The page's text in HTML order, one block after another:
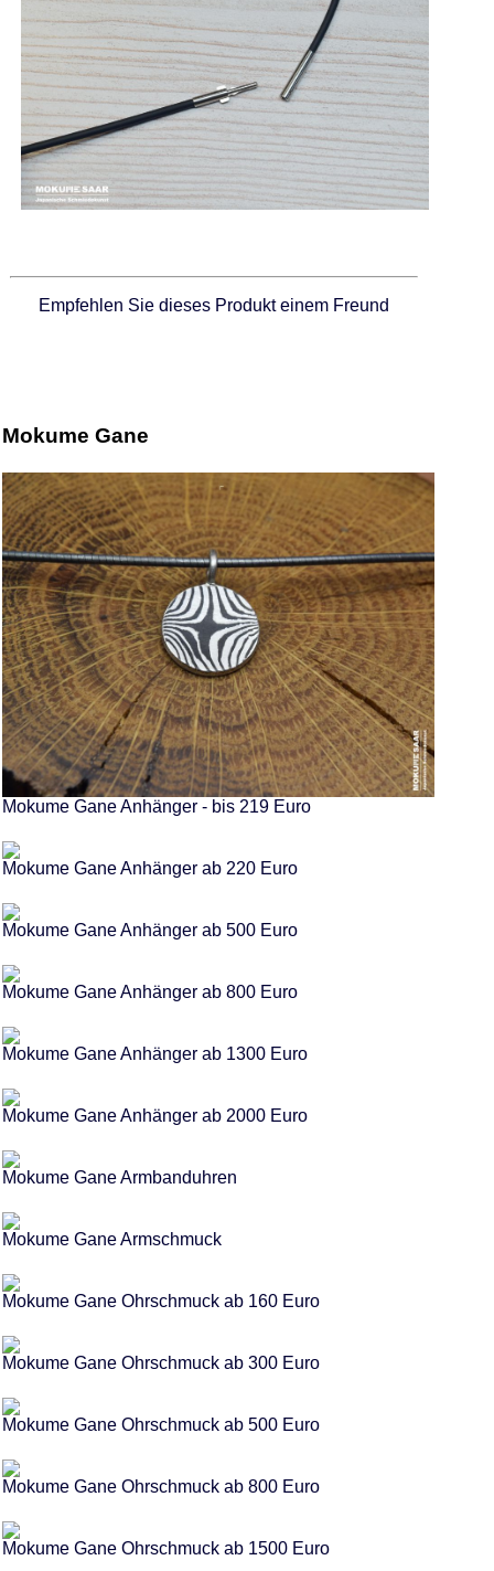
Empfehlen Sie dieses Produkt einem Freund
Mokume Gane
Mokume Gane Anhänger - bis 219 Euro
Mokume Gane Anhänger ab 220 Euro
Mokume Gane Anhänger ab 500 Euro
Mokume Gane Anhänger ab 800 Euro
Mokume Gane Anhänger ab 1300 Euro
Mokume Gane Anhänger ab 2000 Euro
Mokume Gane Armbanduhren
Mokume Gane Armschmuck
Mokume Gane Ohrschmuck ab 160 Euro
Mokume Gane Ohrschmuck ab 300 Euro
Mokume Gane Ohrschmuck ab 500 Euro
Mokume Gane Ohrschmuck ab 800 Euro
Mokume Gane Ohrschmuck ab 1500 Euro